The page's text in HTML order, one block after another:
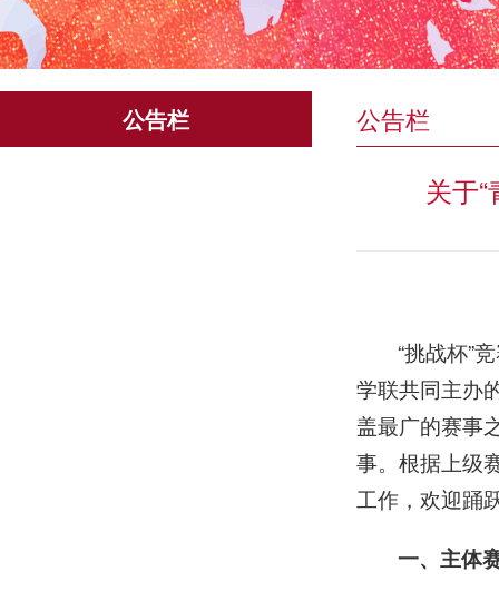
公告栏 公告栏
关于
“挑战杯”
学联共同主办
盖最广的赛事
事。根据上级
工作，欢迎踊
一、主体